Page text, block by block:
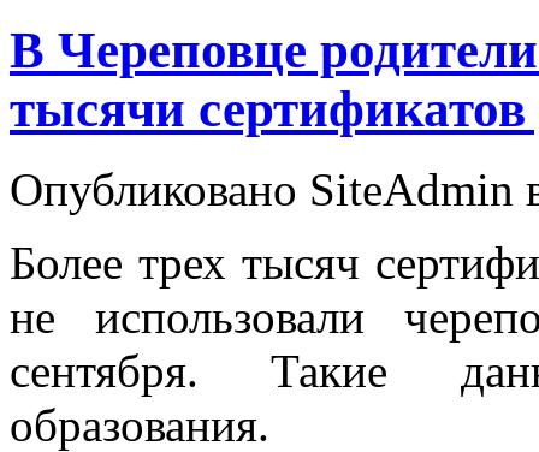
В Череповце
тысячи
Опубликовано SiteAdmin
Более трех тысяч
не использовали
сентября. Такие
образования.